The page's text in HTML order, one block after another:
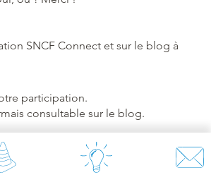
SNCF Connect et sur le blog à
participation.
consultable sur le blog.